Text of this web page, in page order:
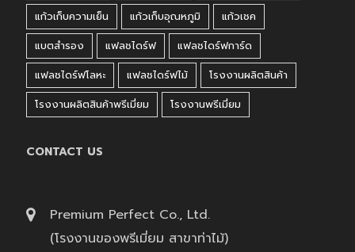
แก้วเก็บความเย็น
แก้วเก็บอุณหภูมิ
แก้วเชค
แบตสำรอง
แฟลชไดร์ฟ
แฟลชไดร์ฟการ์ด
แฟลชไดร์ฟโลหะ
แฟลชไดร์ฟไม้
โรงงานผลิตสินค้า
โรงงานผลิตสินค้าพรีเมี่ยม
โรงงานพรีเมี่ยม
CONTACT US
Premium Perfect Co., Ltd.
(โรงงานของพรีเมี่ยม สาขาท่าไม้)